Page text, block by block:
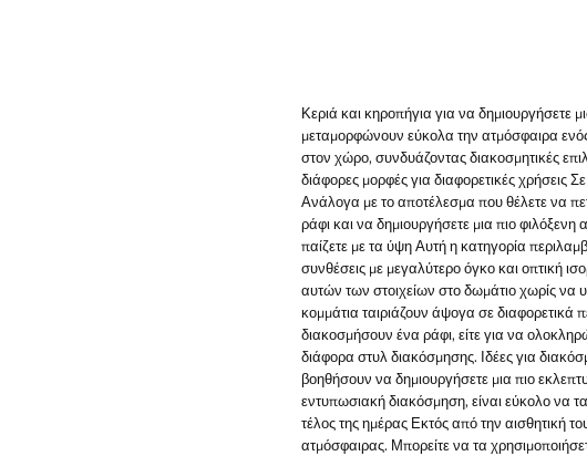
Κεριά και κηροπήγια για να δημιουργήσετε
μεταμορφώνουν εύκολα την ατμόσφαιρα
στον χώρο, συνδυάζοντας διακοσμητικές
διάφορες μορφές για διαφορετικές χρήσεις
Ανάλογα με το αποτέλεσμα που θέλετε να
ράφι και να δημιουργήσετε μια πιο
παίζετε με τα ύψη Αυτή η κατηγορία
συνθέσεις με μεγαλύτερο όγκο και οπτική
αυτών των στοιχείων στο δωμάτιο χωρίς να
κομμάτια ταιριάζουν άψογα σε διαφορετικά
διακοσμήσουν ένα ράφι, είτε για να
διάφορα στυλ διακόσμησης. Ιδέες για
βοηθήσουν να δημιουργήσετε μια πιο
εντυπωσιακή διακόσμηση, είναι εύκολο να
τέλος της ημέρας Εκτός από την αισθητική
ατμόσφαιρας. Μπορείτε να τα